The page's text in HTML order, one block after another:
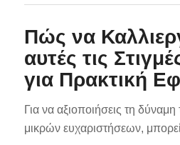
Πώς να
αυτές τις
για Πρακτική
Για να αξιοποιήσεις τη
μικρών ευχαριστήσεων,